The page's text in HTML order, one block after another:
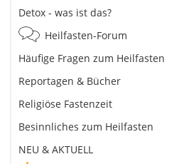
Detox - was ist das?
Heilfasten-Forum
Häufige Fragen zum Heilfasten
Reportagen & Bücher
Religiöse Fastenzeit
Besinnliches zum Heilfasten
NEU & AKTUELL